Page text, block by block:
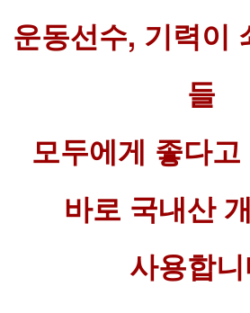
운동선수, 기력이
들
모두에게 좋다
바로 국내산
사용합